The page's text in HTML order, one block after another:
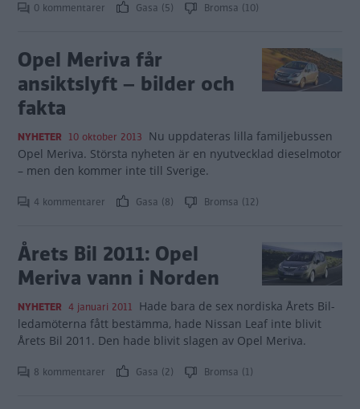
0 kommentarer Gasa (5) Bromsa (10)
Opel Meriva får
ansiktslyft – bilder och
fakta
NYHETER 10 oktober 2013 Nu uppdateras lilla familjebussen
Opel Meriva. Största nyheten är en nyutvecklad dieselmotor
– men den kommer inte till Sverige.
4 kommentarer Gasa (8) Bromsa (12)
Årets Bil 2011: Opel
Meriva vann i Norden
NYHETER 4 januari 2011 Hade bara de sex nordiska Årets Bil-
ledamöterna fått bestämma, hade Nissan Leaf inte blivit
Årets Bil 2011. Den hade blivit slagen av Opel Meriva.
8 kommentarer Gasa (2) Bromsa (1)